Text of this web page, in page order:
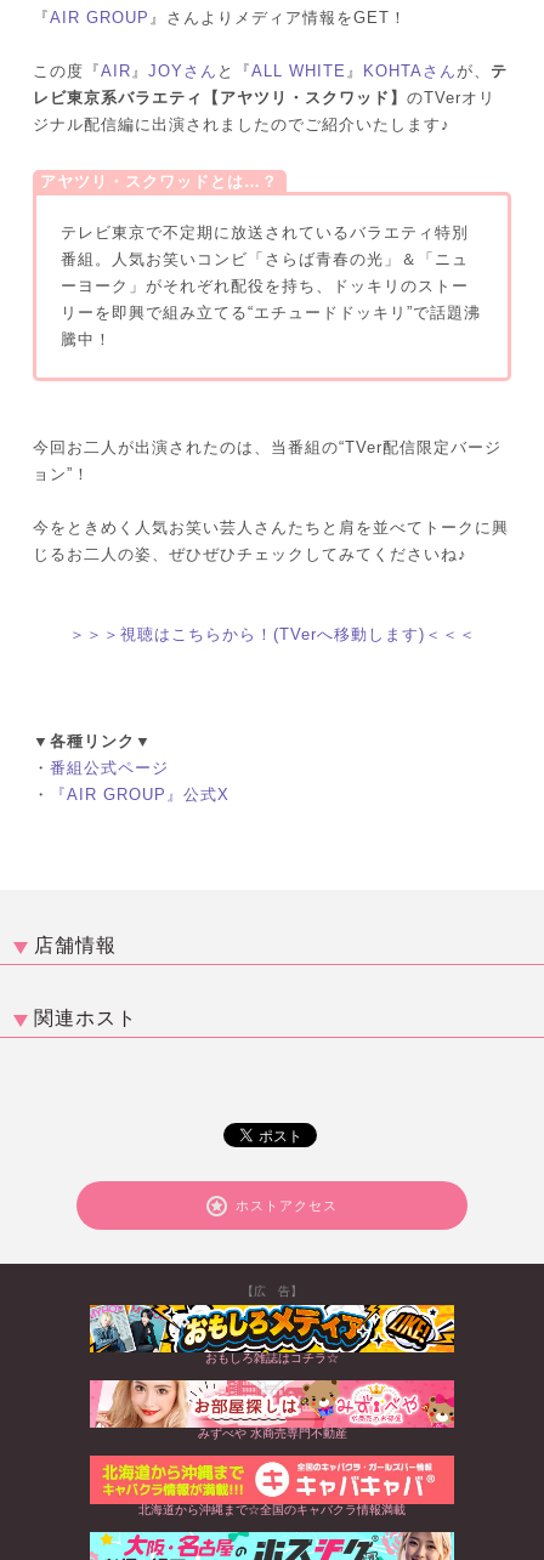
『AIR GROUP 』さんよりメディア情報をGET！
この度『AIR 』 JOYさん と『ALL WHITE 』 KOHTAさん が、 テ
レビ東京系バラエティ【アヤツリ・スクワッド】 のTVerオリ
ジナル配信編に出演されましたのでご紹介いたします♪
アヤツリ・スクワッドとは…？
テレビ東京で不定期に放送されているバラエティ特別
番組。人気お笑いコンビ「さらば青春の光」＆「ニュ
ーヨーク」がそれぞれ配役を持ち、ドッキリのストー
リーを即興で組み立てる“エチュードドッキリ”で話題沸
騰中！
今回お二人が出演されたのは、当番組の“TVer配信限定バージ
ョン”！
今をときめく人気お笑い芸人さんたちと肩を並べてトークに興
じるお二人の姿、ぜひぜひチェックしてみてくださいね♪
＞＞＞視聴はこちらから！(TVerへ移動します)＜＜＜
▼各種リンク▼
・ 番組公式ページ
・
『AIR GROUP』公式X
店舗情報
関連ホスト
ホストアクセス
【広 告】
おもしろ雑誌はコチラ☆
みずべや 水商売専門不動産
北海道から沖縄まで☆全国のキャバクラ情報満載